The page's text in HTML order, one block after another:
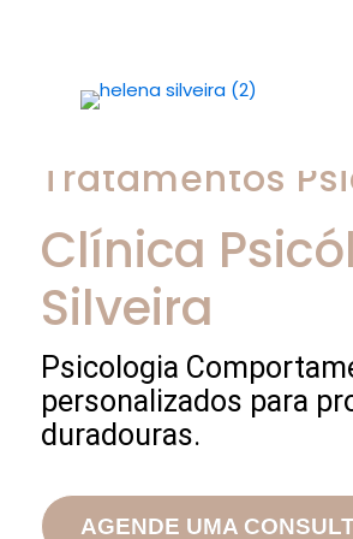
Tratamentos
Clínica
Silveira
Psicologia
personalizados para
duradouras.
AGENDE UMA